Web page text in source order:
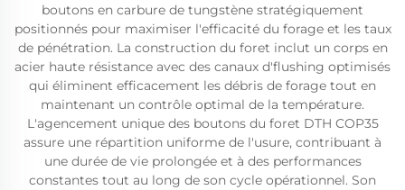
boutons en carbure de tungstène stratégiquement
positionnés pour maximiser l'efficacité du forage et les taux
de pénétration. La construction du foret inclut un corps en
acier haute résistance avec des canaux d'flushing optimisés
qui éliminent efficacement les débris de forage tout en
maintenant un contrôle optimal de la température.
L'agencement unique des boutons du foret DTH COP35
assure une répartition uniforme de l'usure, contribuant à
une durée de vie prolongée et à des performances
constantes tout au long de son cycle opérationnel. Son